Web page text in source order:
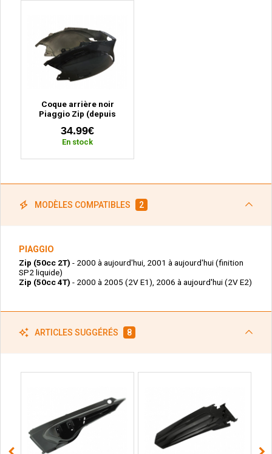
Coque arrière noir
Piaggio Zip (depuis
34.99€
En stock
MODÈLES COMPATIBLES 2
PIAGGIO
Zip (50cc 2T) - 2000 à aujourd'hui, 2001 à aujourd'hui (finition
SP2 liquide)
Zip (50cc 4T) - 2000 à 2005 (2V E1), 2006 à aujourd'hui (2V E2)
ARTICLES SUGGÉRÉS 8